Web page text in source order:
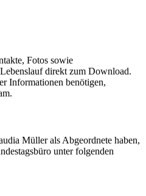
Fotos sowie
direkt zum Download.
Informationen benötigen,
Müller als Abgeordnete haben,
unter folgenden